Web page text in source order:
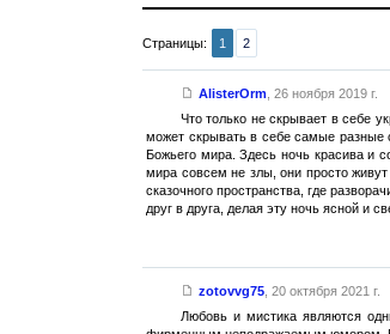
Страницы: 1 2
AlisterOrm 26 ноября 2019 г.
Что только не скрывает в себе
может скрывать в себе самые разные
Божьего мира. Здесь ночь красива и
мира совсем не злы, они просто
сказочного пространства, где
друг в друга, делая эту ночь ясной и
zotovvg75, 20 октября 2021 г.
Любовь и мистика являются